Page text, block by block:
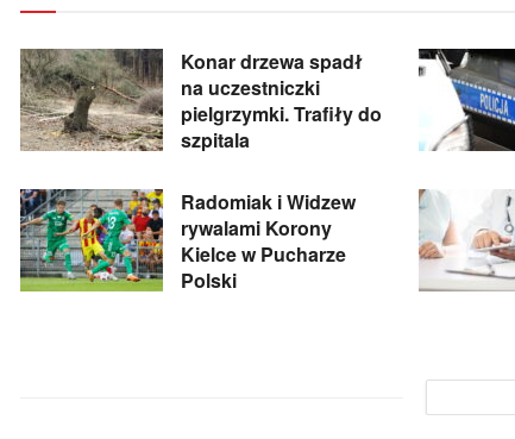
Konar drzewa spadł
na uczestniczki
pielgrzymki. Trafiły do
szpitala
Radomiak i Widzew
rywalami Korony
Kielce w Pucharze
Polski